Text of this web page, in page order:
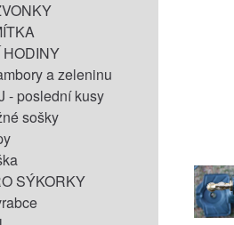
a zeleninu
- poslední kusy
sošky
SÝKORKY